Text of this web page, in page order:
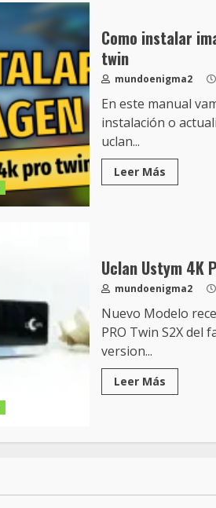
Como instalar
twin
mundoenigma2
En este manual
instalación o
uclan...
Leer Más
Uclan Ustym 4K
mundoenigma2
Nuevo Modelo
PRO Twin S2X del
version...
Leer Más